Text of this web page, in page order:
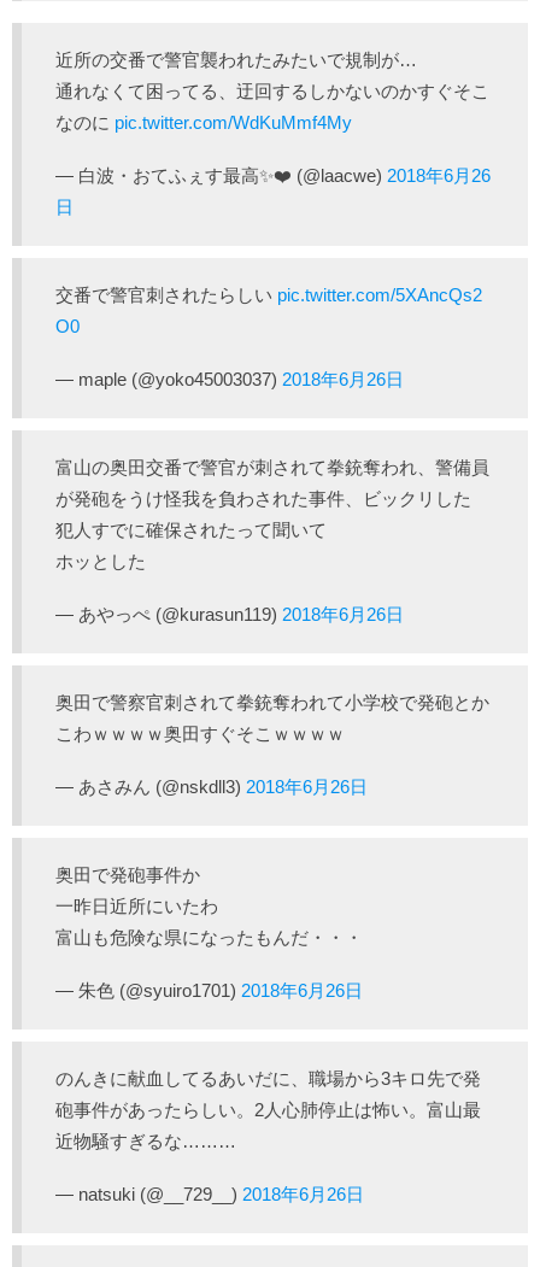
近所の交番で警官襲われたみたいで規制が…
通れなくて困ってる、迂回するしかないのかすぐそこ
なのに pic.twitter.com/WdKuMmf4My
— 白波・おてふぇす最高✨❤️ (@laacwe) 2018年6月26
日
交番で警官刺されたらしい pic.twitter.com/5XAncQs2
O0
— maple (@yoko45003037) 2018年6月26日
富山の奥田交番で警官が刺されて拳銃奪われ、警備員
が発砲をうけ怪我を負わされた事件、ビックリした
犯人すでに確保されたって聞いて
ホッとした
— あやっぺ (@kurasun119) 2018年6月26日
奥田で警察官刺されて拳銃奪われて小学校で発砲とか
こわｗｗｗｗ奥田すぐそこｗｗｗｗ
— あさみん (@nskdll3) 2018年6月26日
奥田で発砲事件か
一昨日近所にいたわ
富山も危険な県になったもんだ・・・
— 朱色 (@syuiro1701) 2018年6月26日
のんきに献血してるあいだに、職場から3キロ先で発
砲事件があったらしい。2人心肺停止は怖い。富山最
近物騒すぎるな………
— natsuki (@__729__) 2018年6月26日